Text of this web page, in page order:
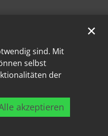
sind. Mit
selbst
der
akzeptieren
✕